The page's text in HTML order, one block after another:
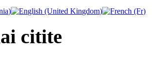
citite